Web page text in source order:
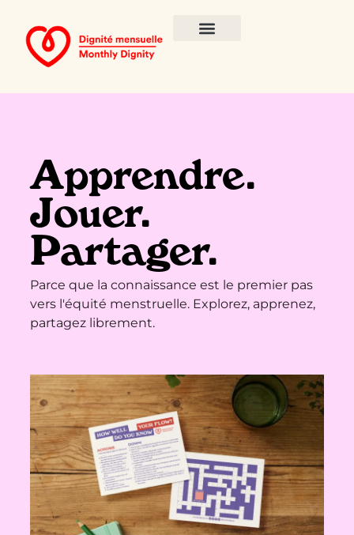
Apprendre.
Jouer.
Partager.
Parce que la connaissance est le premier pas
vers l'équité menstruelle. Explorez, apprenez,
partagez librement.